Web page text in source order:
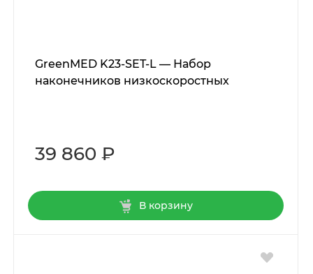
GreenMED K23-SET-L — Набор
наконечников низкоскоростных
39 860 ₽
В корзину